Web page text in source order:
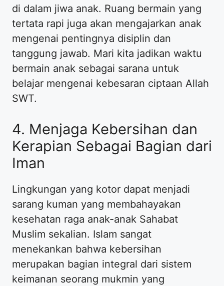
di dalam jiwa anak. Ruang bermain yang
tertata rapi juga akan mengajarkan anak
mengenai pentingnya disiplin dan
tanggung jawab. Mari kita jadikan waktu
bermain anak sebagai sarana untuk
belajar mengenai kebesaran ciptaan Allah
SWT.
4. Menjaga Kebersihan dan
Kerapian Sebagai Bagian dari
Iman
Lingkungan yang kotor dapat menjadi
sarang kuman yang membahayakan
kesehatan raga anak-anak Sahabat
Muslim sekalian. Islam sangat
menekankan bahwa kebersihan
merupakan bagian integral dari sistem
keimanan seorang mukmin yang